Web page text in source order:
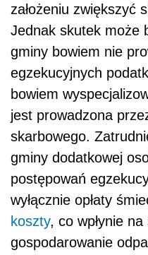
założeniu zwiększyć
Jednak skutek może
gminy bowiem nie
egzekucyjnych
bowiem
jest prowadzona
skarbowego.
gminy dodatkowej
postępowań
wyłącznie opłaty
koszty, co wpłynie
gospodarowanie